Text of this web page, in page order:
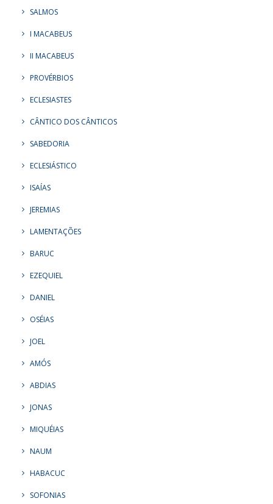
SALMOS
I MACABEUS
II MACABEUS
PROVÉRBIOS
ECLESIASTES
CÂNTICO DOS CÂNTICOS
SABEDORIA
ECLESIÁSTICO
ISAÍAS
JEREMIAS
LAMENTAÇÕES
BARUC
EZEQUIEL
DANIEL
OSÉIAS
JOEL
AMÓS
ABDIAS
JONAS
MIQUÉIAS
NAUM
HABACUC
SOFONIAS